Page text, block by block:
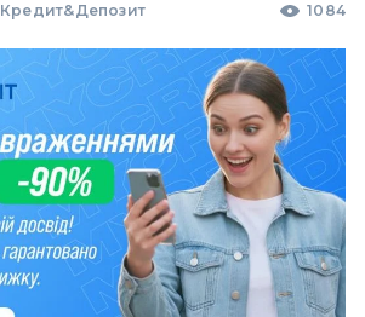
Кредит&Депозит 1084